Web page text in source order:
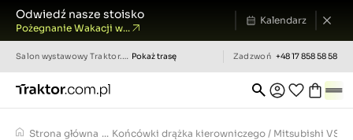
Odwiedź nasze stoisko
Pożegnanie Wakacji w...
Kalendarz
Salon wystawowy Traktor.com.pl Pokaż trasę Zadzwoń +48 17 858 58 58
Strona główna ... Końcówki drążka kierowniczego / Mitsubishi VST